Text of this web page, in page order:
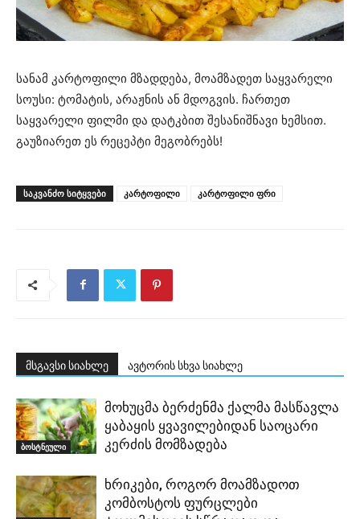
სანამ კარტოფილი მზადდება, მოამზადეთ საყვარელი
სოუსი: ტომატის, არაჟნის ან მდოგვის. ჩართეთ
საყვარელი ფილმი და დატკბით შესანიშნავი ხემსით.
გაუზიარეთ ეს რეცეპტი მეგობრებს!
ᲡᲐᲙᲕᲐᲜᲫᲝ ᲡᲘᲢᲧᲕᲔᲑᲘ კარტოფილი კარტოფილი ფრი
მსგავსი სიახლე ავტორის სხვა სიახლე
ბოსტნეული
მოხუცმა ბერძენმა ქალმა მასწავლა
ყაბაყის ყვავილებიდან საოცარი
კერძის მომზადება
ხრიკები, როგორ მოამზადოთ
კომბოსტოს ფურცლები